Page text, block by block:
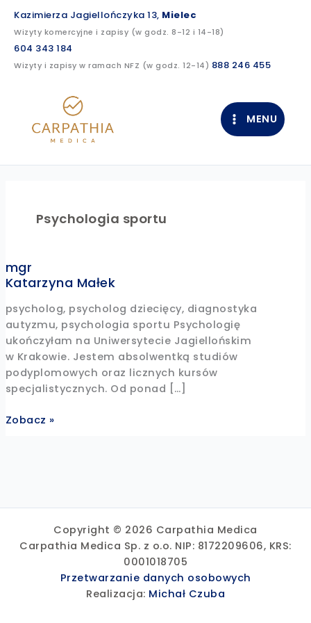
treści
Kazimierza Jagiellończyka 13, Mielec
Wizyty komercyjne i zapisy (w godz. 8-12 i 14-18)
604 343 184
Wizyty i zapisy w ramach NFZ (w godz. 12-14) 888 246 455
MENU
Psychologia sportu
mgr
Katarzyna Małek
psycholog, psycholog dziecięcy, diagnostyka
autyzmu, psychologia sportu Psychologię
ukończyłam na Uniwersytecie Jagiellońskim
w Krakowie. Jestem absolwentką studiów
podyplomowych oraz licznych kursów
specjalistycznych. Od ponad […]
mgr
Zobacz »
Copyright © 2026 Carpathia Medica
Carpathia Medica Sp. z o.o. NIP: 8172209606, KRS:
0001018705
Przetwarzanie danych osobowych
Realizacja: Michał Czuba